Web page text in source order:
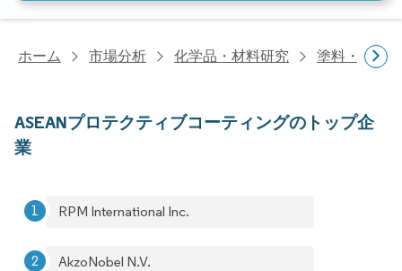
ホーム 市場分析 化学品・材料研究 塗料・コー
ASEANプロテクティブコーティングのトップ企
業
RPM International Inc.
AkzoNobel N.V.